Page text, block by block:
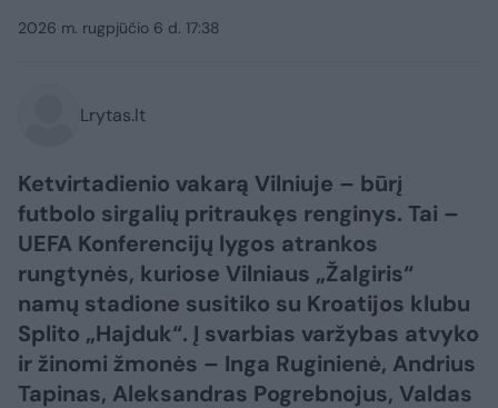
2026 m. rugpjūčio 6 d. 17:38
Lrytas.lt
Ketvirtadienio vakarą Vilniuje – būrį
futbolo sirgalių pritraukęs renginys. Tai –
UEFA Konferencijų lygos atrankos
rungtynės, kuriose Vilniaus „Žalgiris“
namų stadione susitiko su Kroatijos klubu
Splito „Hajduk“. Į svarbias varžybas atvyko
ir žinomi žmonės – Inga Ruginienė, Andrius
Tapinas, Aleksandras Pogrebnojus, Valdas